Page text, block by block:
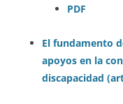
PDF
El fundamento
apoyos en la
discapacidad